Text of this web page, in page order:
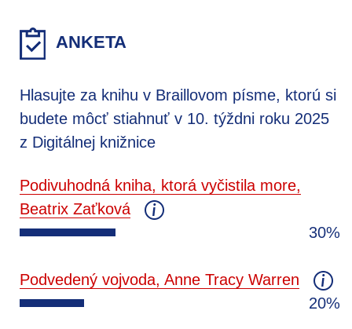
ANKETA
Hlasujte za knihu v Braillovom písme, ktorú si
budete môcť stiahnuť v 10. týždni roku 2025
z Digitálnej knižnice
Podivuhodná kniha, ktorá vyčistila more,
Beatrix Zaťková
30%
Podvedený vojvoda, Anne Tracy Warren
20%